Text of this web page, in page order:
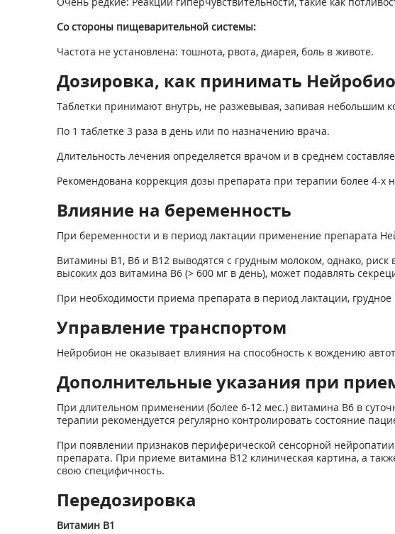
Со стороны пищеварительной системы:
Частота не установлена: тошнота, рвота, диарея, боль в животе.
Дозировка, как принимать
Таблетки принимают внутрь, не разжевывая, запивая небольшим
По 1 таблетке 3 раза в день или по назначению врача.
Длительность лечения определяется врачом и в среднем
Рекомендована коррекция дозы препарата при терапии более 4-х
Влияние на беременность
При беременности и в период лактации применение препарата
Витамины В1 , В6и B12 выводятся с грудным молоком, однако,
высоких доз витамина В6(> 600 мг в день), может подавлять
При необходимости приема препарата в период лактации, грудное
Управление транспортом
Нейробион не оказывает влияния на способность к вождению
Дополнительные указания при
При длительном применении (более 6-12 мес.) витамина В6в
терапии рекомендуется регулярно контролировать состояние
При появлении признаков периферической сенсорной
препарата. При приеме витамина В12клиническая картина, а
свою специфичность.
Передозировка
Витамин B1